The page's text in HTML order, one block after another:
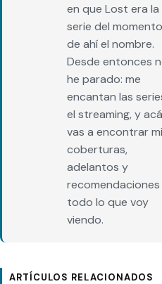
en que Lost era la
serie del
de ahí el nombre.
Desde entonces
he parado: me
encantan las
el streaming, y acá
vas a encontrar
coberturas,
adelantos y
recomendaciones
todo lo que voy
viendo.
ARTÍCULOS RELACIONADOS